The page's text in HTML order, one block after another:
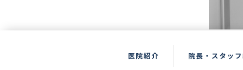
医院紹介 院長・スタッ